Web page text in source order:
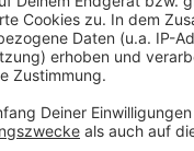
Förderprogramme fürs